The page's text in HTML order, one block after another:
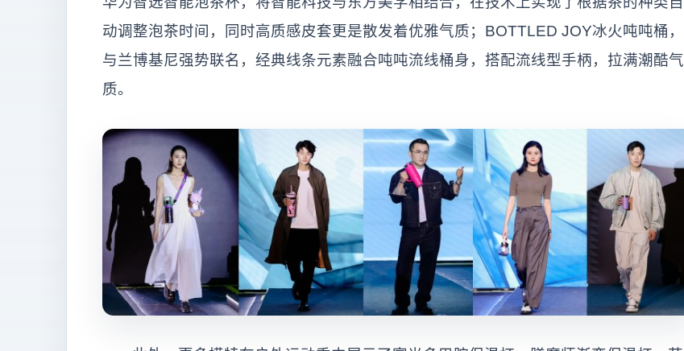
动调整泡茶时间，同时高质感皮套更是散发着优雅气质；BOTTLED JOY冰火吨吨桶，
与兰博基尼强势联名，经典线条元素融合吨吨流线桶身，搭配流线型手柄，拉满潮酷气
质。